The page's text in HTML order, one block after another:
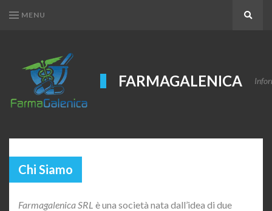
MENU
FARMAGALENICA
Chi Siamo
Farmagalenica SRL è una società nata dall’idea di due